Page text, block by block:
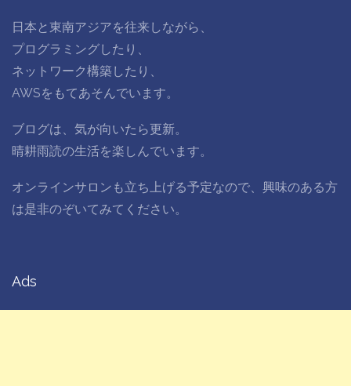
日本と東南アジアを往来しながら、
プログラミングしたり、
ネットワーク構築したり、
AWSをもてあそんでいます。
ブログは、気が向いたら更新。
晴耕雨読の生活を楽しんでいます。
オンラインサロンも立ち上げる予定なので、興味のある方
は是非のぞいてみてください。
Ads